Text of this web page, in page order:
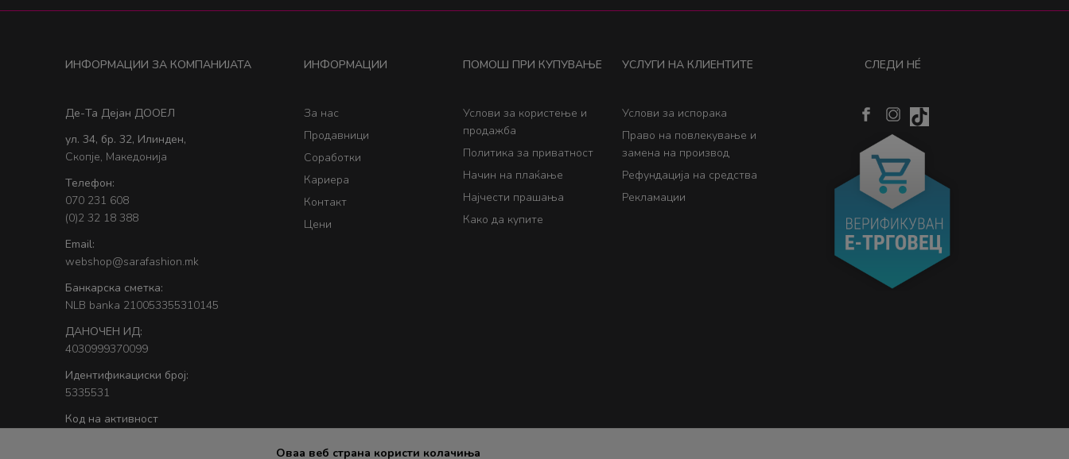
ИНФОРМАЦИИ ЗА КОМПАНИЈАТА
Де-Та Дејан ДООЕЛ
ул. 34, бр. 32, Илинден,
Скопје, Македонија
Телефон:
070 231 608
(0)2 32 18 388
Email:
webshop@sarafashion.mk
Банкарска сметка:
NLB banka 210053355310145
ДАНОЧЕН ИД:
4030999370099
Идентификациски број:
5335531
Код на активност
ИНФОРМАЦИИ
За нас
Продавници
Соработки
Кариера
Контакт
Цени
ПОМОШ ПРИ КУПУВАЊЕ
Услови за користење и
продажба
Политика за приватност
Начин на плаќање
Најчести прашања
Како да купите
УСЛУГИ НА КЛИЕНТИТЕ
Услови за испорака
Право на повлекување и
замена на производ
Рефундација на средства
Рекламации
СЛЕДИ НÉ
Оваа веб страна користи колачиња